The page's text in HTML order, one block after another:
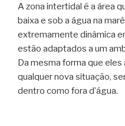
A zona intertidal é a área
baixa e sob a água na
extremamente dinâmica
estão adaptados a um
Da mesma forma que
qualquer nova situação,
dentro como fora d’água.